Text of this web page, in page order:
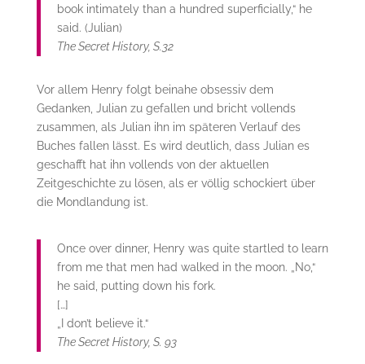
book intimately than a hundred superficially,“ he
said. (Julian)
The Secret History, S.32
Vor allem Henry folgt beinahe obsessiv dem
Gedanken, Julian zu gefallen und bricht vollends
zusammen, als Julian ihn im späteren Verlauf des
Buches fallen lässt. Es wird deutlich, dass Julian es
geschafft hat ihn vollends von der aktuellen
Zeitgeschichte zu lösen, als er völlig schockiert über
die Mondlandung ist.
Once over dinner, Henry was quite startled to learn
from me that men had walked in the moon. „No,“
he said, putting down his fork.
[…]
„I don’t believe it.“
The Secret History, S. 93